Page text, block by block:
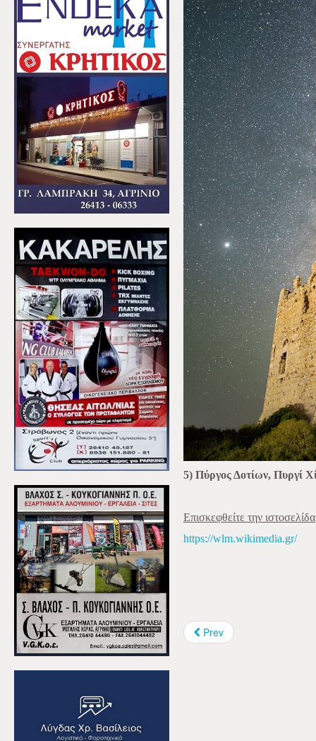
5) Πύργος Δοτίων, Πυργί
Επισκεφθείτε την ιστοσελίδα
https://wlm.wikimedia.gr/
Prev